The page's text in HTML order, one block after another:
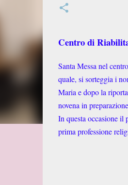
Centro di
Santa Messa nel
quale, si sorteggia i
Maria e dopo la
novena in
In questa occasione il
prima professione